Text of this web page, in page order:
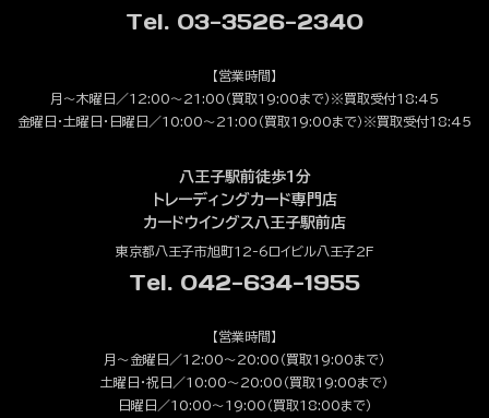
Tel. 03-3526-2340
【営業時間】
月～木曜日／12:00～21:00（買取19:00まで）※買取受付18:45
金曜日・土曜日・日曜日／10:00～21:00（買取19:00まで）※買取受付18:45
八王子駅前徒歩1分
トレーディングカード専門店
カードウイングス八王子駅前店
東京都八王子市旭町12-6ロイビル八王子2F
Tel. 042-634-1955
【営業時間】
月～金曜日／12:00～20:00（買取19:00まで）
土曜日・祝日／10:00～20:00（買取19:00まで）
日曜日／10:00～19:00（買取18:00まで）